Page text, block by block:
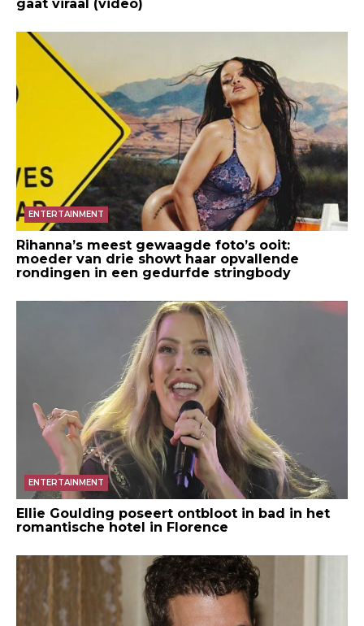
gaat viraal (video)
ENTERTAINMENT
Rihanna’s meest gewaagde foto’s ooit:
moeder van drie showt haar opvallende
rondingen in een gedurfde stringbody
ENTERTAINMENT
Ellie Goulding poseert ontbloot in bad in het
romantische hotel in Florence